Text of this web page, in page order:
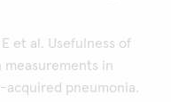
et al. Usefulness of
in
pneumonia.